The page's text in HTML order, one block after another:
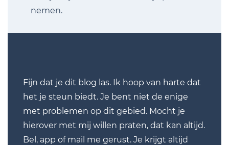
nemen.
Fijn dat je dit blog las. Ik hoop van harte dat
het je steun biedt. Je bent niet de enige
met problemen op dit gebied. Mocht je
hierover met mij willen praten, dat kan altijd.
Bel, app of mail me gerust. Je krijgt altijd